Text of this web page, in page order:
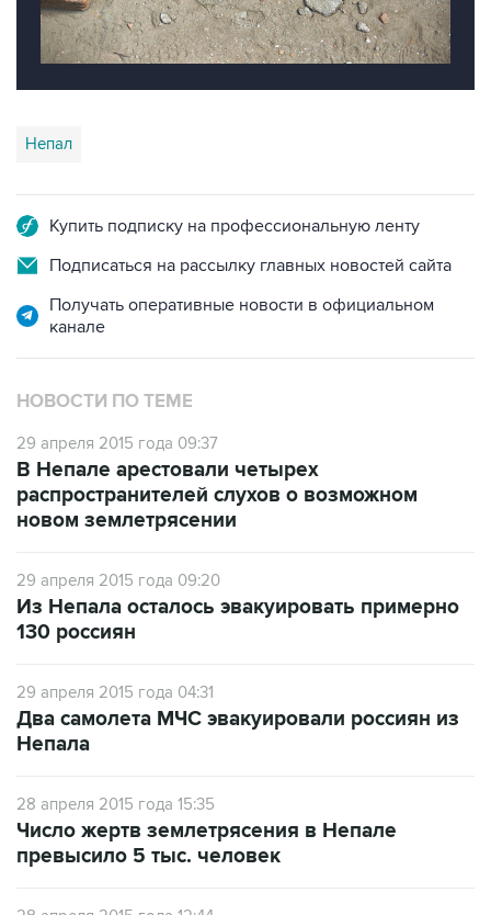
Непал
Купить подписку на профессиональную ленту
Подписаться на рассылку главных новостей сайта
Получать оперативные новости в официальном
канале
НОВОСТИ ПО ТЕМЕ
29 апреля 2015 года 09:37
В Непале арестовали четырех
распространителей слухов о возможном
новом землетрясении
29 апреля 2015 года 09:20
Из Непала осталось эвакуировать примерно
130 россиян
29 апреля 2015 года 04:31
Два самолета МЧС эвакуировали россиян из
Непала
28 апреля 2015 года 15:35
Число жертв землетрясения в Непале
превысило 5 тыс. человек